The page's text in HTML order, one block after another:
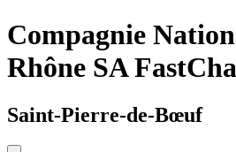
Compagnie
Rhône SA
Saint-Pierre-de-Bœuf